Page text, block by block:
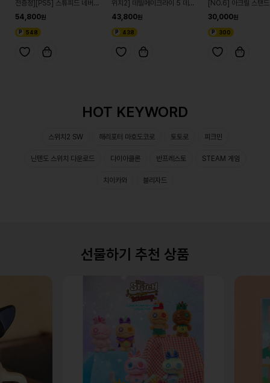
전증정][PS5] 스튜피드 네버
54,800
548
위치2] 데빌메이크라이 5 데빌
43,800
438
[NO.6] 아크릴 스탠
30,000
300
HOT KEYWORD
스위치2 SW 해리포터 마호도코로 토토로 피크민
닌텐도 스위치 다운로드 다이아클론 반프레스토 STEAM 게임
치이카와 블리자드
선물하기 추천 상품